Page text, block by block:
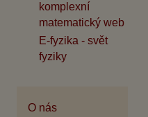
komplexní
matematický web
E-fyzika - svět
fyziky
O nás